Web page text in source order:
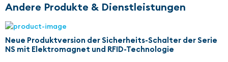
Andere Produkte & Dienstleistungen
Neue Produktversion der Sicherheits-Schalter der Serie
NS mit Elektromagnet und RFID-Technologie